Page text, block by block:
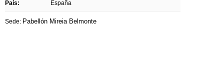
País: España
Sede: Pabellón Mireia Belmonte